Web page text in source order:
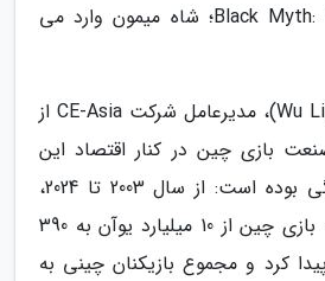
نقد و آنالیز Black Myth: Wukong؛ شاه میمون وارد می
همان طور که وو لی (Wu Li)، مدیرعامل شرکت CE-Asia از
بازی چین در کنار اقتصاد این
کشور شاهد رونق بزرگی بوده است: از سال 2003 تا 2024،
مجموع عایدی صنعت بازی چین از 10 میلیارد یوآن به 390
کرد و مجموع بازیکنان چینی به